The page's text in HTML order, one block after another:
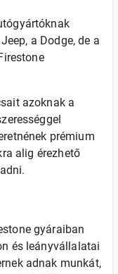
a Dodge, de a
azoknak a
prémium
alig érezhető
gyáraiban
és leányvállalatai
adnak munkát,